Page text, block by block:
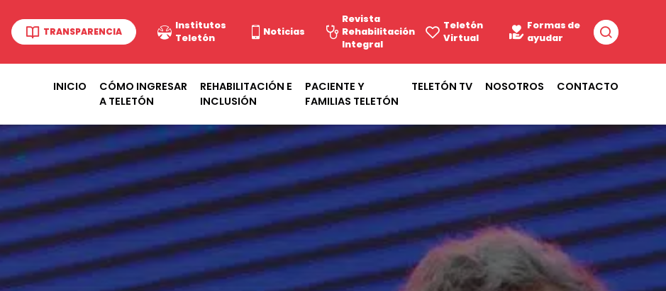
TRANSPARENCIA
Institutos
Teletón
Noticias
Revista
Rehabilitación
Integral
Teletón
Virtual
Formas de
ayudar
INICIO
CÓMO INGRESAR
A TELETÓN
REHABILITACIÓN E
INCLUSIÓN
PACIENTE Y
FAMILIAS TELETÓN
TELETÓN TV NOSOTROS CONTACTO